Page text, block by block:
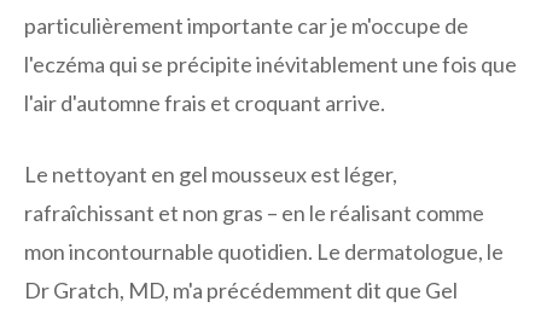
particulièrement importante car je m'occupe de
l'eczéma qui se précipite inévitablement une fois que
l'air d'automne frais et croquant arrive.
Le nettoyant en gel mousseux est léger,
rafraîchissant et non gras – en le réalisant comme
mon incontournable quotidien. Le dermatologue, le
Dr Gratch, MD, m'a précédemment dit que Gel